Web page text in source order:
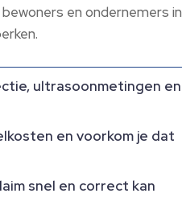
en ondernemers in
ultrasoonmetingen en
en voorkom je dat
snel en correct kan